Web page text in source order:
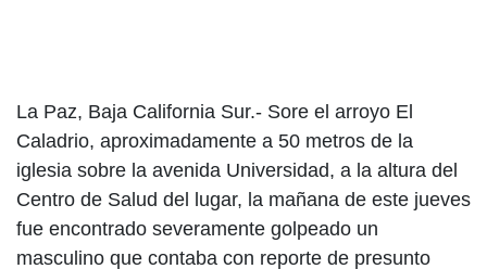
La Paz, Baja California Sur.- Sore el arroyo El
Caladrio, aproximadamente a 50 metros de la
iglesia sobre la avenida Universidad, a la altura del
Centro de Salud del lugar, la mañana de este jueves
fue encontrado severamente golpeado un
masculino que contaba con reporte de presunto